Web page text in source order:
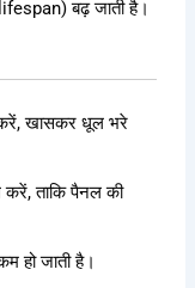
बढ़ जाती है।
खासकर धूल भरे
करें, ताकि पैनल की
हो जाती है।